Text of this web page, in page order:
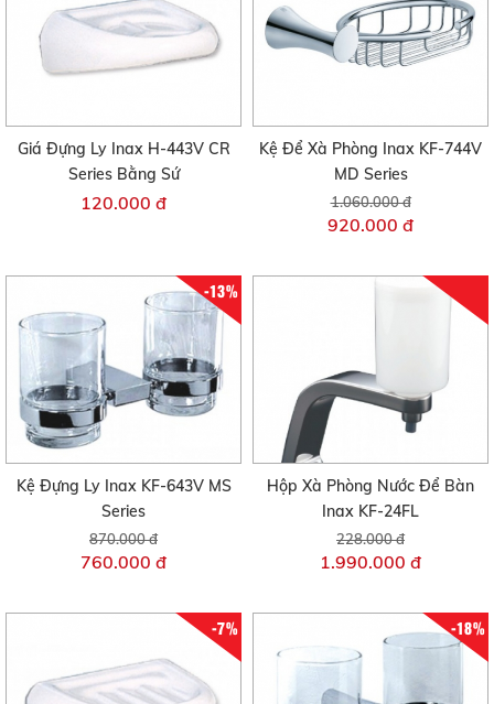
Giá Đựng Ly Inax H-443V CR
Series Bằng Sứ
120.000 đ
Kệ Để Xà Phòng Inax KF-744V
MD Series
1.060.000 đ
920.000 đ
-13%
Kệ Đựng Ly Inax KF-643V MS
Series
870.000 đ
760.000 đ
Hộp Xà Phòng Nước Để Bàn
Inax KF-24FL
228.000 đ
1.990.000 đ
-7% -18%